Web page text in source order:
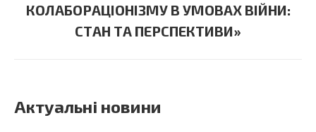
post:
КОЛАБОРАЦІОНІЗМУ В УМОВАХ ВІЙНИ:
СТАН ТА ПЕРСПЕКТИВИ»
Актуальні новини